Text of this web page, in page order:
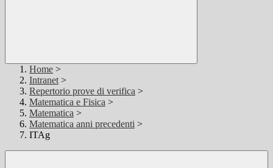
Home >
Intranet >
Repertorio prove di verifica >
Matematica e Fisica >
Matematica >
Matematica anni precedenti >
ITAg